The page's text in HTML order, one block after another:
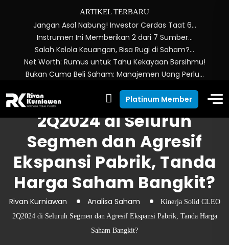
ARTIKEL TERBARU
Jangan Asal Nabung! Investor Cerdas Taat 6…
Instrumen Ini Memberikan 2 dari 7 Sumber…
Salah Kelola Keuangan, Bisa Rugi di Saham?…
Net Worth: Rumus untuk Tahu Kekayaan Bersihmu!
Bukan Cuma Beli Saham: Manajemen Uang Perlu…
Platinum Member
Kinerja Solid CLEO
2Q2024 di Seluruh
Segmen dan Agresif
Ekspansi Pabrik, Tanda
Harga Saham Bangkit?
Rivan Kurniawan Analisa Saham
Kinerja Solid CLEO
2Q2024 di Seluruh Segmen dan Agresif Ekspansi Pabrik, Tanda Harga
Saham Bangkit?